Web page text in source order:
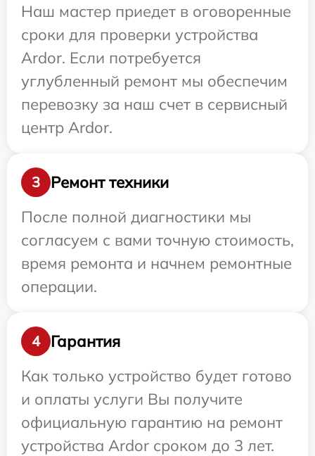
Наш мастер приедет в оговоренные
сроки для проверки устройства
Ardor. Если потребуется
углубленный ремонт мы обеспечим
перевозку за наш счет в сервисный
центр Ardor.
3
Ремонт техники
После полной диагностики мы
согласуем с вами точную стоимость,
время ремонта и начнем ремонтные
операции.
4
Гарантия
Как только устройство будет готово
и оплаты услуги Вы получите
официальную гарантию на ремонт
устройства Ardor сроком до 3 лет.